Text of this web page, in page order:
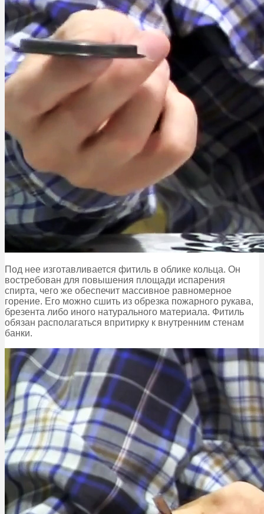
Под нее изготавливается фитиль в облике кольца. Он
востребован для повышения площади испарения
спирта, чего же обеспечит массивное равномерное
горение. Его можно сшить из обрезка пожарного рукава,
брезента либо иного натурального материала. Фитиль
обязан располагаться впритирку к внутренним стенам
банки.